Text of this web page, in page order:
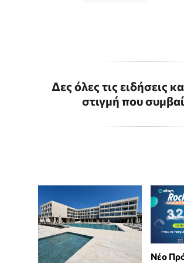
Δες όλες τις ειδήσεις
στιγμή που
Νέο